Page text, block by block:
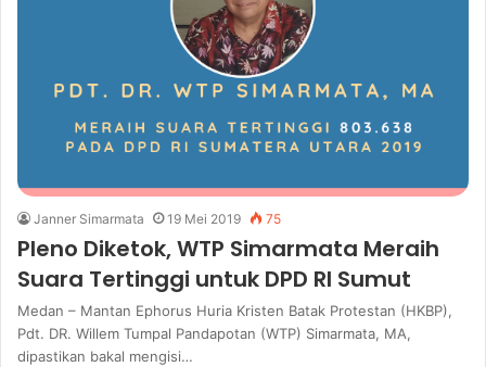
Janner Simarmata 19 Mei 2019 75
Pleno Diketok, WTP Simarmata Meraih
Suara Tertinggi untuk DPD RI Sumut
Medan – Mantan Ephorus Huria Kristen Batak Protestan (HKBP),
Pdt. DR. Willem Tumpal Pandapotan (WTP) Simarmata, MA,
dipastikan bakal mengisi…